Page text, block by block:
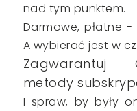
nad tym punktem.
Darmowe, płatne
A wybierać jest w
Zagwarantuj
metody
I spraw, by były